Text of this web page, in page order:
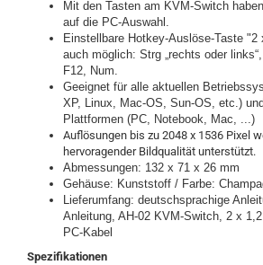
Mit den Tasten am KVM-Switch
auf die PC-Auswahl.
Einstellbare Hotkey-Auslöse-Taste
auch möglich: Strg „rechts oder
F12, Num.
Geeignet für alle aktuellen
XP, Linux, Mac-OS, Sun-OS, etc.)
Plattformen (PC, Notebook, Mac, ...)
Auflösungen bis zu 2048 x 1536 Pixel
hervoragender Bildqualität unterstützt.
Abmessungen: 132 x 71 x 26 mm
Gehäuse: Kunststoff / Farbe:
Lieferumfang: deutschsprachige
Anleitung, AH-02 KVM-Switch, 2 x
PC-Kabel
Spezifikationen